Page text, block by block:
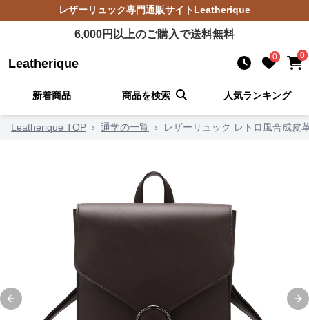
レザーリュック専門通販サイトLeatherique
6,000円以上のご購入で送料無料
Leatherique 0 0
新着商品 商品を検索 人気ランキング
Leatherique TOP › 通学の一覧 › レザーリュック レトロ風合成皮
Previous slide